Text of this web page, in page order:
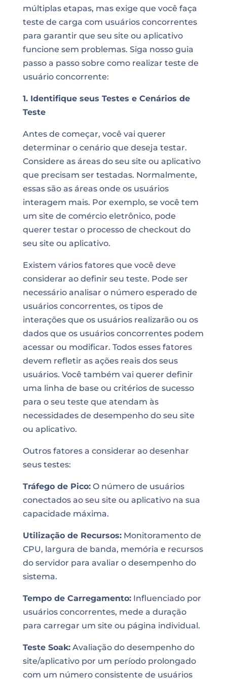
múltiplas etapas, mas exige que você faça
teste de carga com usuários concorrentes
para garantir que seu site ou aplicativo
funcione sem problemas. Siga nosso guia
passo a passo sobre como realizar teste de
usuário concorrente:
1. Identifique seus Testes e Cenários de
Teste
Antes de começar, você vai querer
determinar o cenário que deseja testar.
Considere as áreas do seu site ou aplicativo
que precisam ser testadas. Normalmente,
essas são as áreas onde os usuários
interagem mais. Por exemplo, se você tem
um site de comércio eletrônico, pode
querer testar o processo de checkout do
seu site ou aplicativo.
Existem vários fatores que você deve
considerar ao definir seu teste. Pode ser
necessário analisar o número esperado de
usuários concorrentes, os tipos de
interações que os usuários realizarão ou os
dados que os usuários concorrentes podem
acessar ou modificar. Todos esses fatores
devem refletir as ações reais dos seus
usuários. Você também vai querer definir
uma linha de base ou critérios de sucesso
para o seu teste que atendam às
necessidades de desempenho do seu site
ou aplicativo.
Outros fatores a considerar ao desenhar
seus testes:
Tráfego de Pico:O número de usuários
conectados ao seu site ou aplicativo na sua
capacidade máxima.
Utilização de Recursos:Monitoramento de
CPU, largura de banda, memória e recursos
do servidor para avaliar o desempenho do
sistema.
Tempo de Carregamento:Influenciado por
usuários concorrentes, mede a duração
para carregar um site ou página individual.
Teste Soak:Avaliação do desempenho do
site/aplicativo por um período prolongado
com um número consistente de usuários